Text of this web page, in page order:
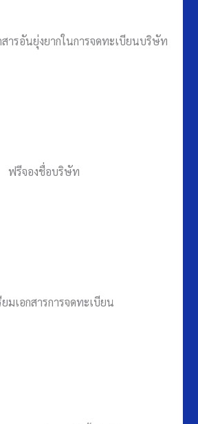
ารอันยุ่งยากในการจดทะเบียนบริษัท
ฟรีจองชื่อบริษัท
ยมเอกสารการจดทะเบียน